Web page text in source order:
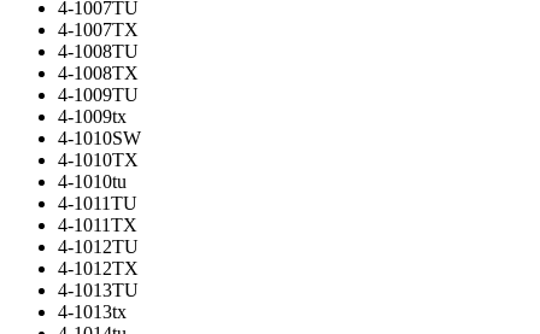
4-1007TU
4-1007TX
4-1008TU
4-1008TX
4-1009TU
4-1009tx
4-1010SW
4-1010TX
4-1010tu
4-1011TU
4-1011TX
4-1012TU
4-1012TX
4-1013TU
4-1013tx